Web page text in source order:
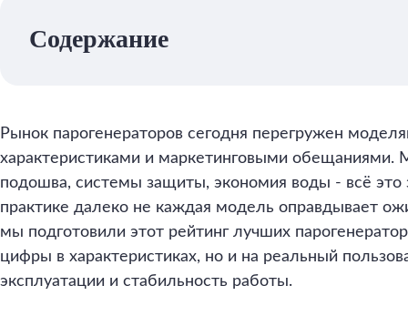
Содержание
Рынок парогенераторов сегодня перегружен
характеристиками и маркетинговыми обещаниями.
подошва, системы защиты, экономия воды - всё это
практике далеко не каждая модель оправдывает
мы подготовили этот рейтинг лучших
цифры в характеристиках, но и на реальный
эксплуатации и стабильность работы.